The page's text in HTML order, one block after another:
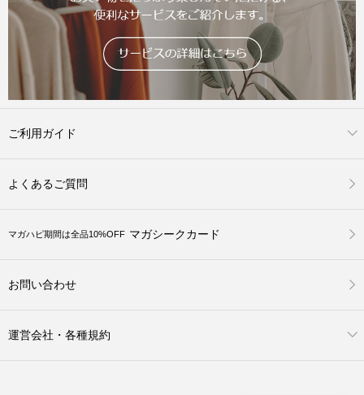
ご利用ガイド
よくあるご質問
マガハピ期間は全品10%OFF マガシークカード
お問い合わせ
運営会社・各種規約